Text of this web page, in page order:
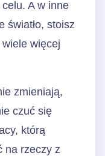
A w inne
światło, stoisz
więcej
zmieniają,
czuć się
którą
na rzeczy z